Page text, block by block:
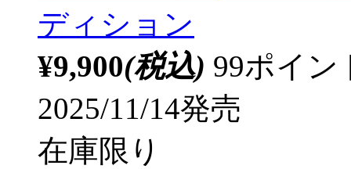
ディション
¥9,900(税込) 99ポイ
2025/11/14発売
在庫限り